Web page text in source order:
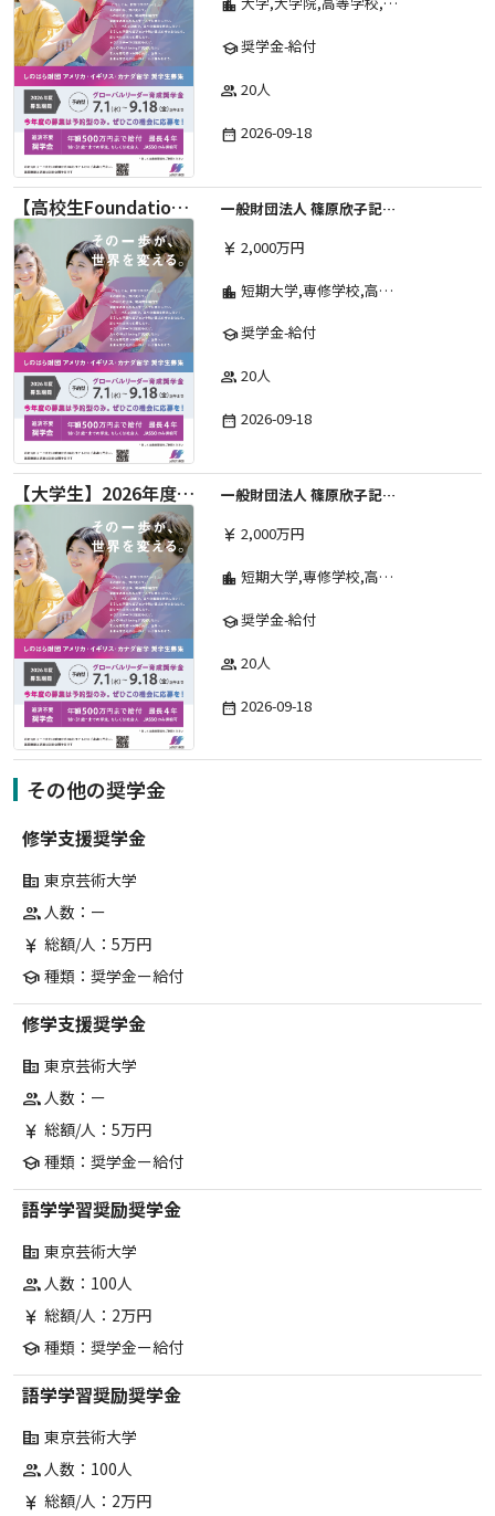
location_city
school奨学金-給付
group 20人
date_range 2026-09-18
【高校生Foundation Course 】2026年度 しのはら財団 アメリカ・イギリス・カナダ英語留学奨学金
一般財団法人 篠原欣子記念財団 (海外留学奨学金グループ)
currency_yen 2,000万円
location_city 短期大学,専修学校,高等専門学校,その他,高等学校,大学院,大学
school奨学金-給付
group 20人
date_range 2026-09-18
【大学生】2026年度 しのはら財団 アメリカ・イギリス・カナダ英語留学奨学金
一般財団法人 篠原欣子記念財団 (海外留学奨学金グループ)
currency_yen 2,000万円
location_city 短期大学,専修学校,高等専門学校,その他,高等学校,大学院,大学
school奨学金-給付
group 20人
date_range 2026-09-18
その他の奨学金
修学支援奨学金
corporate_fare 東京芸術大学
group人数：ー
currency_yen 総額/人：5万円
school 種類：奨学金ー給付
修学支援奨学金
corporate_fare 東京芸術大学
group人数：ー
currency_yen 総額/人：5万円
school 種類：奨学金ー給付
語学学習奨励奨学金
corporate_fare 東京芸術大学
group人数：100人
currency_yen 総額/人：2万円
school 種類：奨学金ー給付
語学学習奨励奨学金
corporate_fare 東京芸術大学
group人数：100人
currency_yen 総額/人：2万円